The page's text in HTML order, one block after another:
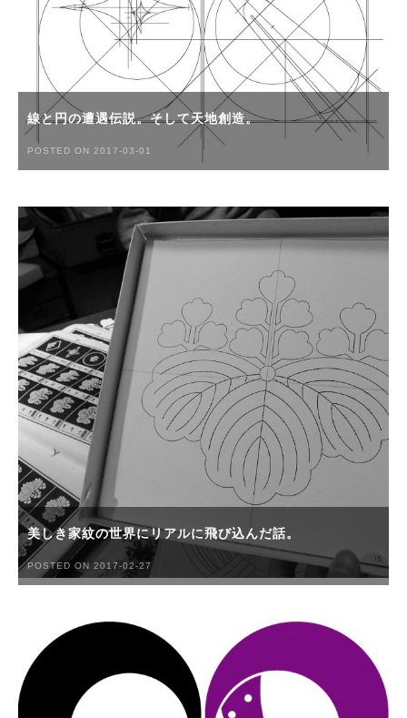
線と円の遭遇伝説。そして天地創造。
POSTED ON 2017-03-01
美しき家紋の世界にリアルに飛び込んだ話。
POSTED ON 2017-02-27